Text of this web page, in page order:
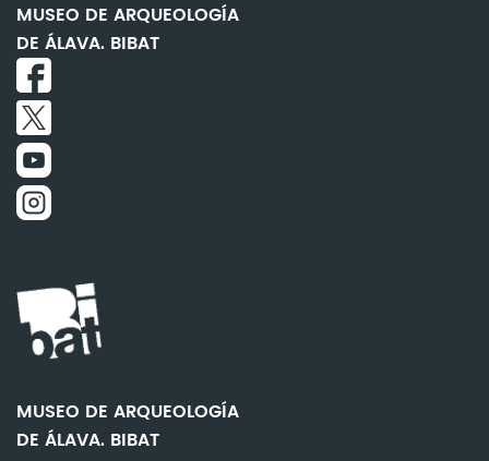
MUSEO DE ARQUEOLOGÍA
DE ÁLAVA. BIBAT
MUSEO DE ARQUEOLOGÍA
DE ÁLAVA. BIBAT